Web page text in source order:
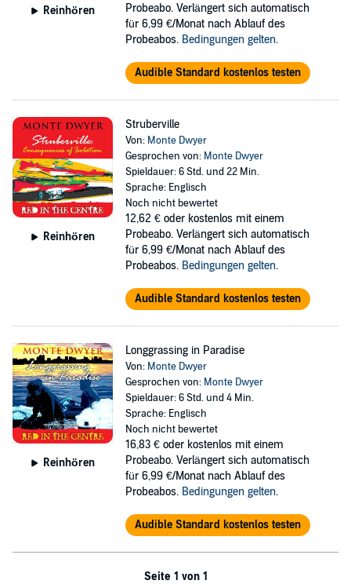
Reinhören
Probeabo. Verlängert sich automatisch
für 6,99 €/Monat nach Ablauf des
Probeabos. Bedingungen gelten.
Audible Standard kostenlos testen
Reinhören
Struberville
Von: Monte Dwyer
Gesprochen von: Monte Dwyer
Spieldauer: 6 Std. und 22 Min.
Sprache: Englisch
Noch nicht bewertet
12,62 € oder kostenlos mit einem
Probeabo. Verlängert sich automatisch
für 6,99 €/Monat nach Ablauf des
Probeabos. Bedingungen gelten.
Audible Standard kostenlos testen
Reinhören
Longgrassing in Paradise
Von: Monte Dwyer
Gesprochen von: Monte Dwyer
Spieldauer: 6 Std. und 4 Min.
Sprache: Englisch
Noch nicht bewertet
16,83 € oder kostenlos mit einem
Probeabo. Verlängert sich automatisch
für 6,99 €/Monat nach Ablauf des
Probeabos. Bedingungen gelten.
Audible Standard kostenlos testen
Seite 1 von 1